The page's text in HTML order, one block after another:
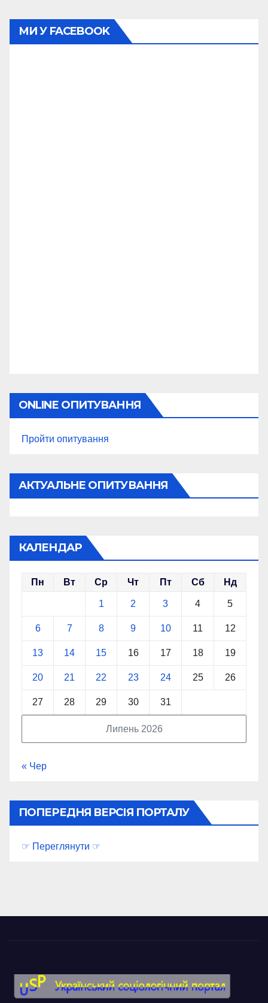
МИ У FACEBOOK
ONLINE ОПИТУВАННЯ
Пройти опитування
АКТУАЛЬНЕ ОПИТУВАННЯ
КАЛЕНДАР
Липень 2026
Пн Вт Ср Чт Пт Сб Нд
1 2 3 4 5
6 7 8 9 10 11 12
13 14 15 16 17 18 19
20 21 22 23 24 25 26
27 28 29 30 31
« Чер
ПОПЕРЕДНЯ ВЕРСІЯ ПОРТАЛУ
☞ Переглянути ☞